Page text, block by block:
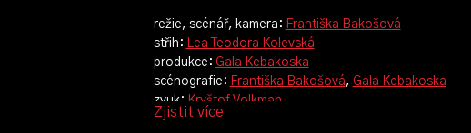
režie, scénář, kamera: Františka Bakošová
střih: Lea Teodora Kolevská
produkce: Gala Kebakoska
scénografie: Františka Bakošová, Gala Kebakoska
zvuk: Kryštof Volkman
hrají: Karel Hábl, David Pavlis, Jan Chytil, Karolína Hrubá
Zjistit více